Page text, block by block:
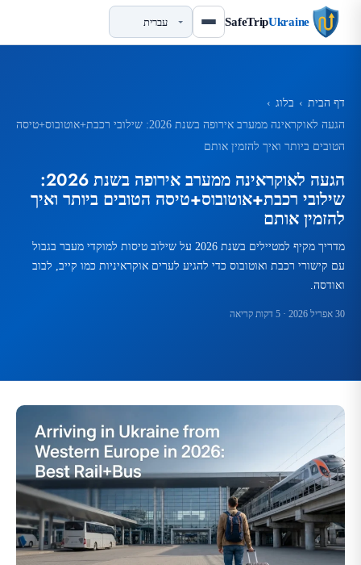
SafeTripUkraine
דף הבית › בלוג ›
הגעה לאוקראינה ממערב אירופה בשנת 2026: שילובי רכבת+אוטובוס+טיסה
הטובים ביותר ואיך להזמין אותם
הגעה לאוקראינה ממערב אירופה בשנת 2026:
שילובי רכבת+אוטובוס+טיסה הטובים ביותר ואיך
להזמין אותם
מדריך מקיף למטיילים בשנת 2026 על שילוב טיסות למוקדי מעבר בגבול
עם קישורי רכבת ואוטובוס כדי להגיע לערים אוקראיניות כמו קייב, לבוב
ואודסה.
30 אפריל 2026 · 5 דקות קריאה